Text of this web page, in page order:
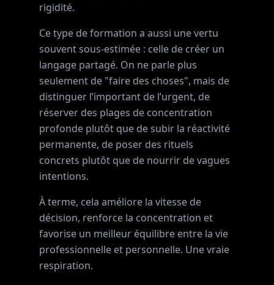
rigidité.
Ce type de formation a aussi une vertu
souvent sous-estimée : celle de créer un
langage partagé. On ne parle plus
seulement de "faire des choses", mais de
distinguer l’important de l’urgent, de
réserver des plages de concentration
profonde plutôt que de subir la réactivité
permanente, de poser des rituels
concrets plutôt que de nourrir de vagues
intentions.
À terme, cela améliore la vitesse de
décision, renforce la concentration et
favorise un meilleur équilibre entre la vie
professionnelle et personnelle. Une vraie
respiration.